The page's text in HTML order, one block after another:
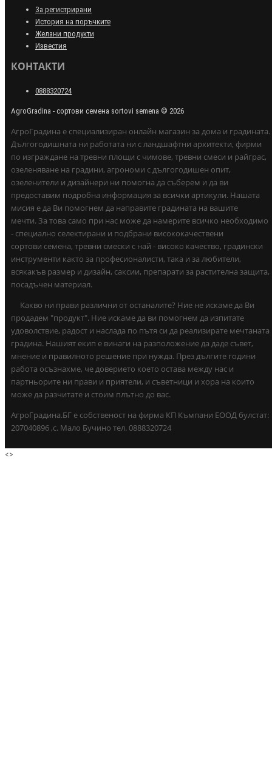
За регистрирани
История на поръчките
Желани продукти
Известия
КОНТАКТИ
0888320724
AgroGradina - сортови семена sortovi semena © 2026
АгроГрадина е специализиран онлайн магазин за дома и градината.
Дългогодишната ни работата ни с ландшафтни архитекти, фирми
по изграждане на тревни площи с чимове, тревни смеси и райграс,
озеленяване на градини, агрономи с дългогодишен опит,
озеленители и дизайнери ни помогна да съберем и да ви
предоставим подробна информация за всички артикули. Нашата
мисия е да Ви помогнем да направите градината на вашите
мечти. За това само при нас може да намерите всичко необходимо
- специално селектирани и подбрани висококачествени
сортови семена, тревни смески с най - високо качество, градински
инструменти както за професионалисти, така и за любители,
всякакъв размер и дизайн, саксии, препарати за растителна защита,
посадъчен материал.
Какво ни прави различни от останалите? Ние не искаме да Ви
продадем "продукт". Ние искаме да ви помогнем да изпитате
удоволствие, радост и наслада по пътя си да реализирате мечтаната
градина. Нашият екип е винаги на разположение да даде съвет,
мнение и правилното решение при нужда. През дългите години
работа осъзнахме, че доверието което остава между нас и
партньорите ни прави и приятели, и съветници и хора на които
може да разчитате и стоим плътно до вас.
АгроГрадина.БГ е собственост на фирма КП Къмпани ЕООД булстат:
207040896 ,с. Мало Бучино тел. 0888320724
<>